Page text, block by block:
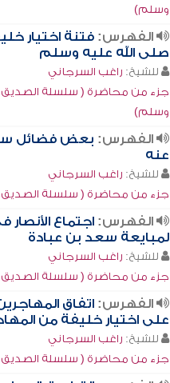
وسلم)
الفهرس: فتنة اختيار
صلى الله عليه وسلم
للشيخ: راغب السرجاني
جزء من محاضرة ( سلسلة الصديق
وسلم)
الفهرس: بعض فضائل
عنه
للشيخ: راغب السرجاني
جزء من محاضرة ( سلسلة الصديق
الفهرس: اجتماع
لمبايعة سعد بن عبادة
للشيخ: راغب السرجاني
جزء من محاضرة ( سلسلة الصديق
الفهرس: اتفاق
على اختيار خليفة من
للشيخ: راغب السرجاني
جزء من محاضرة ( سلسلة الصديق